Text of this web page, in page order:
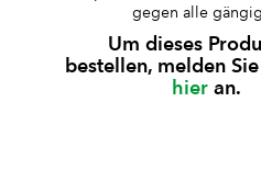
gegen alle
Desinfektionsmittel. Die
kann individuell an den
angepasst und mithilfe
Pumpe entlüftet
Um dieses
bestellen, melden
hier an.